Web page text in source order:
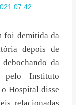
07:42
foi demitida da
depois de
da
pelo Instituto
Hospital disse
relacionadas